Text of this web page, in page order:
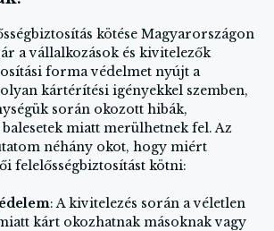
kötése Magyarországon
a vállalkozások és kivitelezők
forma védelmet nyújt a
kártérítési igényekkel szemben,
során okozott hibák,
miatt merülhetnek fel. Az
néhány okot, hogy miért
felelősségbiztosítást kötni:
: A kivitelezés során a véletlen
kárt okozhatnak másoknak vagy